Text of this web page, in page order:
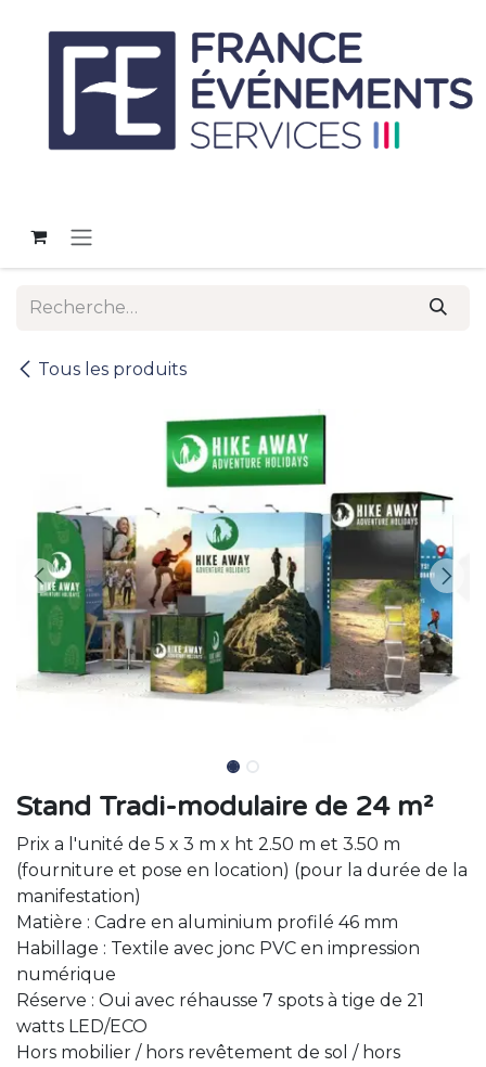
Tous les produits
Stand Tradi-modulaire de 24 m²
Prix a l'unité de 5 x 3 m x ht 2.50 m et 3.50 m
(fourniture et pose en location) (pour la durée de la
manifestation)
Matière : Cadre en aluminium profilé 46 mm
Habillage : Textile avec jonc PVC en impression
numérique
Réserve : Oui avec réhausse 7 spots à tige de 21
watts LED/ECO
Hors mobilier / hors revêtement de sol / hors